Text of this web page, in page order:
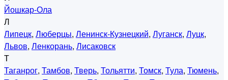
Йошкар-Ола
Л
Липецк, Люберцы, Ленинск-Кузнецкий, Луганск, Луцк,
Львов, Ленкорань, Лисаковск
Т
Таганрог, Тамбов, Тверь, Тольятти, Томск, Тула, Тюмень,